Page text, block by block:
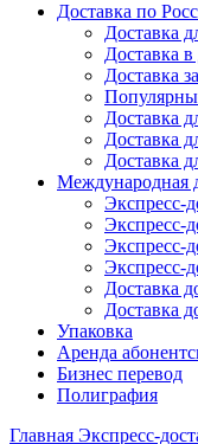
Доставка по
Доставка
Доставка
Доставка
Доставка
Доставка
Доставка
Международная
Экспресс-
Экспресс-
Экспресс-
Экспресс-
Доставка
Доставка
Упаковка
Аренда
Бизнес перевод
Полиграфия
Главная Экспресс-